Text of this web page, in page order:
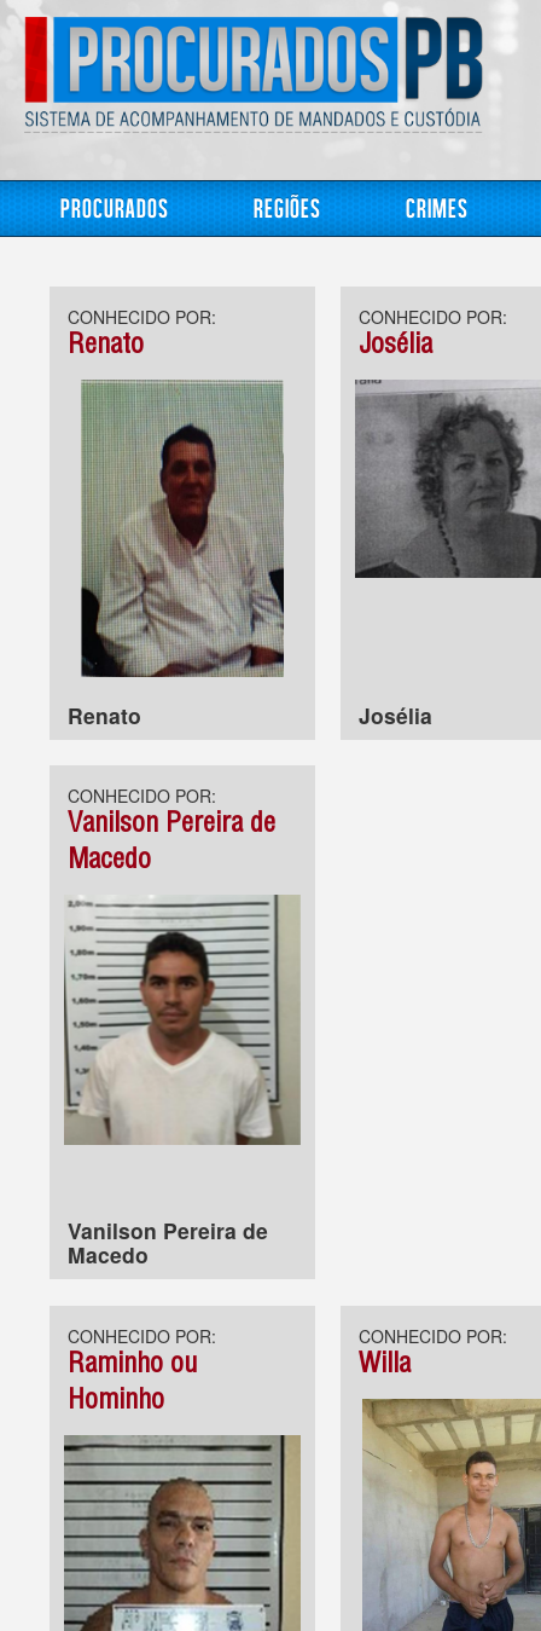
Procurados Regiões Crimes
CONHECIDO POR:
Renato
Renato
CONHECIDO POR:
Josélia
Josélia
CONHECIDO POR:
Vanilson Pereira de
Macedo
Vanilson Pereira de
Macedo
CONHECIDO POR:
Raminho ou
Hominho
CONHECIDO POR:
Willa